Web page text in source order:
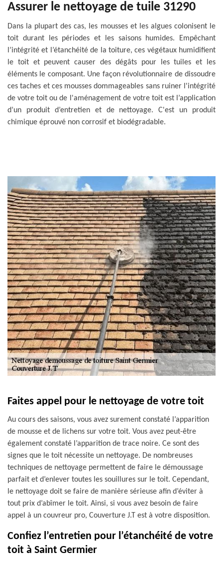
Assurer le nettoyage de tuile 31290
Dans la plupart des cas, les mousses et les algues colonisent le
toit durant les périodes et les saisons humides. Empêchant
l’intégrité et l’étanchéité de la toiture, ces végétaux humidifient
le toit et peuvent causer des dégâts pour les tuiles et les
éléments le composant. Une façon révolutionnaire de dissoudre
ces taches et ces mousses dommageables sans ruiner l'intégrité
de votre toit ou de l'aménagement de votre toit est l’application
d’un produit d’entretien et de nettoyage. C'est un produit
chimique éprouvé non corrosif et biodégradable.
Faites appel pour le nettoyage de votre toit
Au cours des saisons, vous avez surement constaté l’apparition
de mousse et de lichens sur votre toit. Vous avez peut-être
également constaté l’apparition de trace noire. Ce sont des
signes que le toit nécessite un nettoyage. De nombreuses
techniques de nettoyage permettent de faire le démoussage
parfait et d’enlever toutes les souillures sur le toit. Cependant,
le nettoyage doit se faire de manière sérieuse afin d’éviter à
tout prix d’abîmer le toit. Ainsi, si vous avez besoin de faire
appel à un couvreur pro, Couverture J.T est à votre disposition.
Confiez l’entretien pour l’étanchéité de votre
toit à Saint Germier